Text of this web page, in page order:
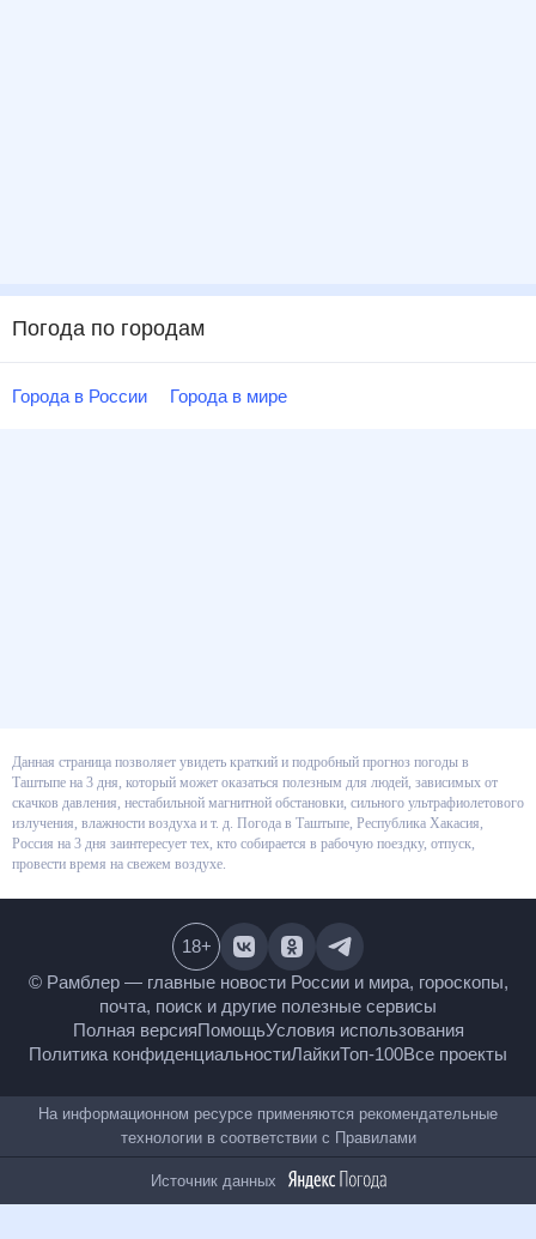
Погода по городам
Города в России Города в мире
Данная страница позволяет увидеть краткий и подробный прогноз
погоды в Таштыпе на 3 дня, который может оказаться полезным для
людей, зависимых от скачков давления, нестабильной магнитной
обстановки, сильного ультрафиолетового излучения, влажности воздуха
и т. д. Погода в Таштыпе, Республика Хакасия, Россия на 3 дня
заинтересует тех, кто собирается в рабочую поездку, отпуск, провести
© Рамблер — главные новости России и мира,
гороскопы, почта, поиск и другие полезные сервисы
Полная версияПомощьУсловия использования
Все проекты
18+
На информационном ресурсе применяются
рекомендательные технологии в соответствии с